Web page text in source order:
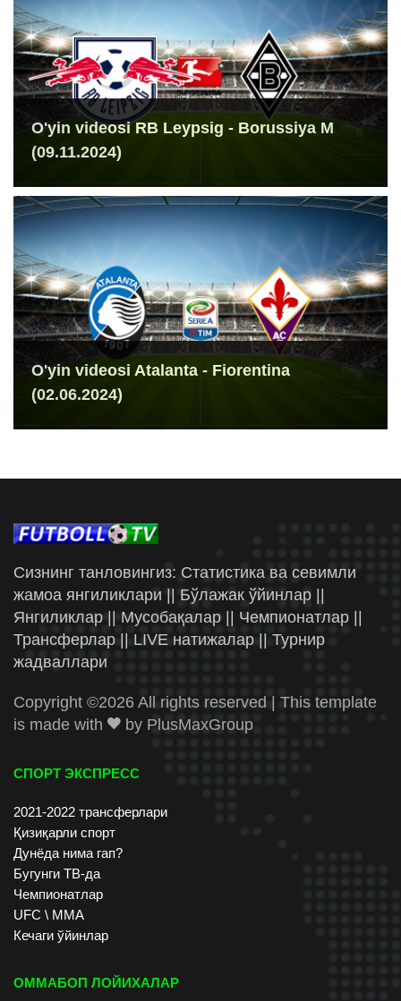
O'yin videosi RB Leypsig - Borussiya M
(09.11.2024)
O'yin videosi Atalanta - Fiorentina
(02.06.2024)
Сизнинг танловингиз: Статистика ва севимли
жамоа янгиликлари || Бўлажак ўйинлар ||
Янгиликлар || Мусобақалар || Чемпионатлар ||
Трансферлар || LIVE натижалар || Турнир
жадваллари
Copyright ©2026 All rights reserved | This template
is made with
by PlusMaxGroup
СПОРТ ЭКСПРЕСС
2021-2022 трансферлари
Қизиқарли спорт
Дунёда нима гап?
Бугунги ТВ-да
Чемпионатлар
UFC \ ММА
Кечаги ўйинлар
ОММАБОП ЛОЙИХАЛАР